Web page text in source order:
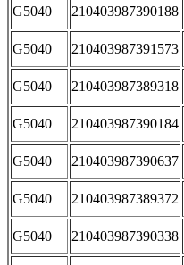
G5040 210403987390188
G5040 210403987391573
G5040 210403987389318
G5040 210403987390184
G5040 210403987390637
G5040 210403987389372
G5040 210403987390338